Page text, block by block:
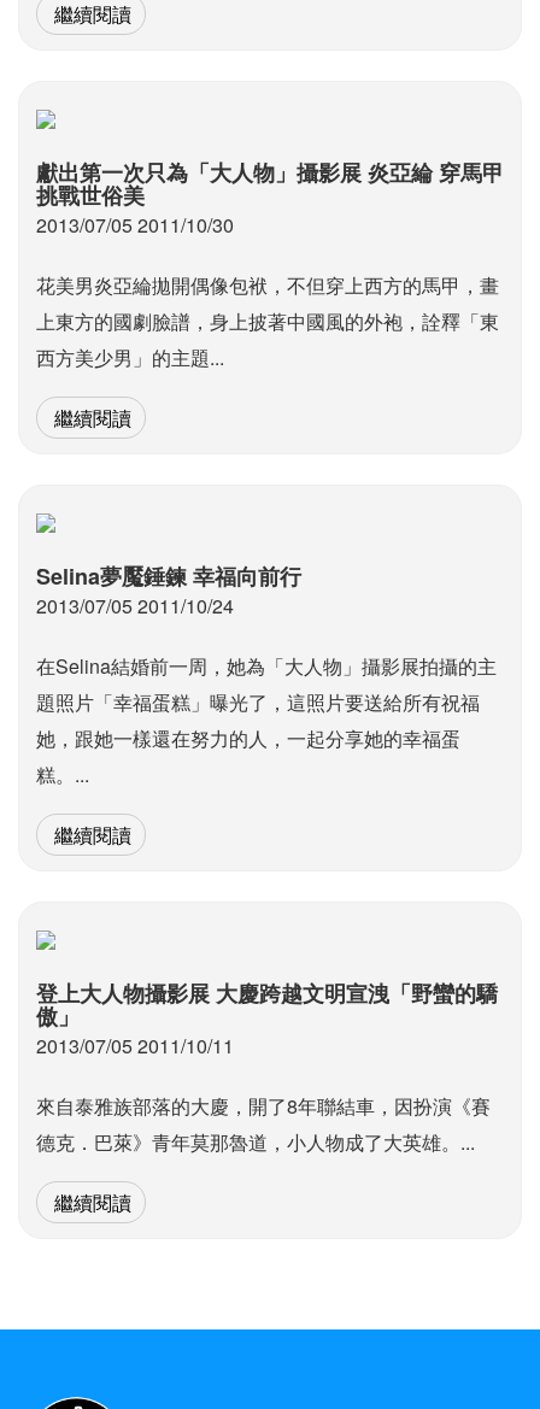
繼續閱讀
獻出第一次只為「大人物」攝影展 炎亞綸 穿馬甲
挑戰世俗美
2013/07/05 2011/10/30
花美男炎亞綸拋開偶像包袱，不但穿上西方的馬甲，畫
上東方的國劇臉譜，身上披著中國風的外袍，詮釋「東
西方美少男」的主題...
繼續閱讀
Selina夢魘錘鍊 幸福向前行
2013/07/05 2011/10/24
在Selina結婚前一周，她為「大人物」攝影展拍攝的主
題照片「幸福蛋糕」曝光了，這照片要送給所有祝福
她，跟她一樣還在努力的人，一起分享她的幸福蛋
糕。...
繼續閱讀
登上大人物攝影展 大慶跨越文明宣洩「野蠻的驕
傲」
2013/07/05 2011/10/11
來自泰雅族部落的大慶，開了8年聯結車，因扮演《賽
德克．巴萊》青年莫那魯道，小人物成了大英雄。...
繼續閱讀